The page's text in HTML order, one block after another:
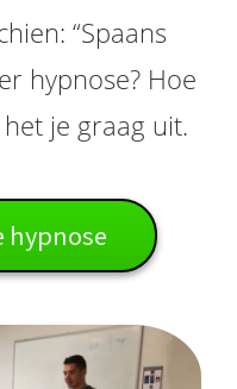
“Spaans
hypnose? Hoe
het je graag uit.
hypnose